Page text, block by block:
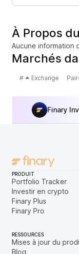
À Propos
Aucune information
Marchés
# Exchange
Finary
PRODUIT
Portfolio Tracker
Investir en crypto
Finary Plus
Finary Pro
RESSOURCES
Mises à jour du
Blog